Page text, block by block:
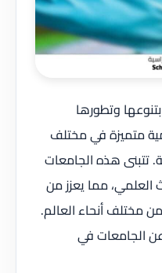
وتطورها
متميزة في مختلف
تتبنى هذه الجامعات
العلمي، مما يعزز من
مختلف أنحاء العالم.
الجامعات في